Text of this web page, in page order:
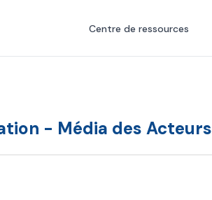
Centre de ressources
- Média des Acteurs